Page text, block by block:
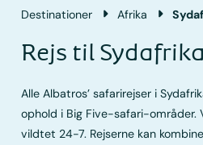
Destinationer Afrika
Rejs til Sydafrika
Alle Albatros’ safarirejser i
ophold i Big Five-safari-områder.
vildtet 24-7. Rejserne kan